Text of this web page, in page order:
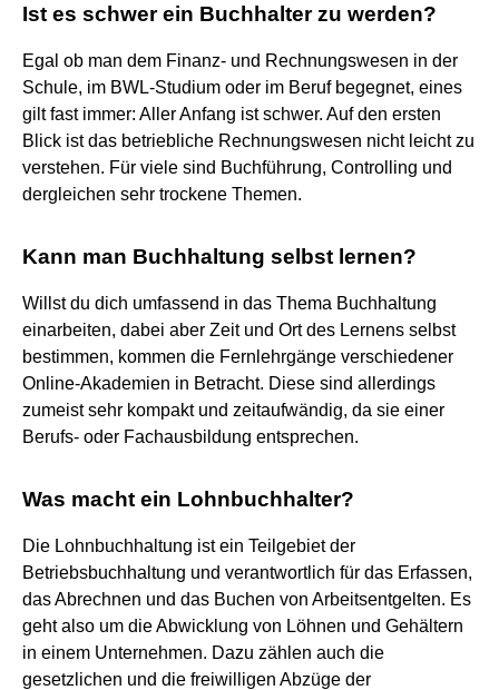
Ist es schwer ein Buchhalter zu werden?
Egal ob man dem Finanz- und Rechnungswesen in der
Schule, im BWL-Studium oder im Beruf begegnet, eines
gilt fast immer: Aller Anfang ist schwer. Auf den ersten
Blick ist das betriebliche Rechnungswesen nicht leicht zu
verstehen. Für viele sind Buchführung, Controlling und
dergleichen sehr trockene Themen.
Kann man Buchhaltung selbst lernen?
Willst du dich umfassend in das Thema Buchhaltung
einarbeiten, dabei aber Zeit und Ort des Lernens selbst
bestimmen, kommen die Fernlehrgänge verschiedener
Online-Akademien in Betracht. Diese sind allerdings
zumeist sehr kompakt und zeitaufwändig, da sie einer
Berufs- oder Fachausbildung entsprechen.
Was macht ein Lohnbuchhalter?
Die Lohnbuchhaltung ist ein Teilgebiet der
Betriebsbuchhaltung und verantwortlich für das Erfassen,
das Abrechnen und das Buchen von Arbeitsentgelten. Es
geht also um die Abwicklung von Löhnen und Gehältern
in einem Unternehmen. Dazu zählen auch die
gesetzlichen und die freiwilligen Abzüge der